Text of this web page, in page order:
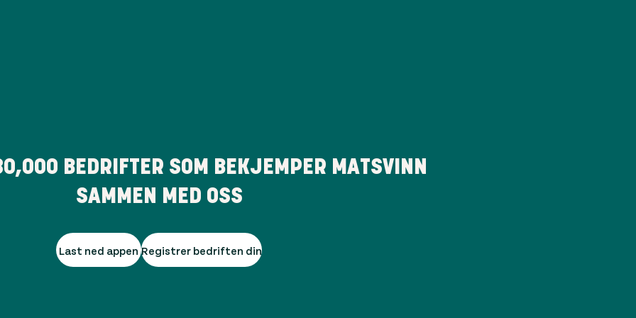
BEDRIFTER SOM BEKJEMPER MATSVINN
SAMMEN MED OSS
Last ned appen Registrer bedriften din